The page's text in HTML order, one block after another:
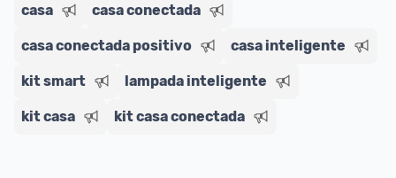
casa
casa conectada
casa conectada positivo casa inteligente
kit smart lampada inteligente
kit casa kit casa conectada